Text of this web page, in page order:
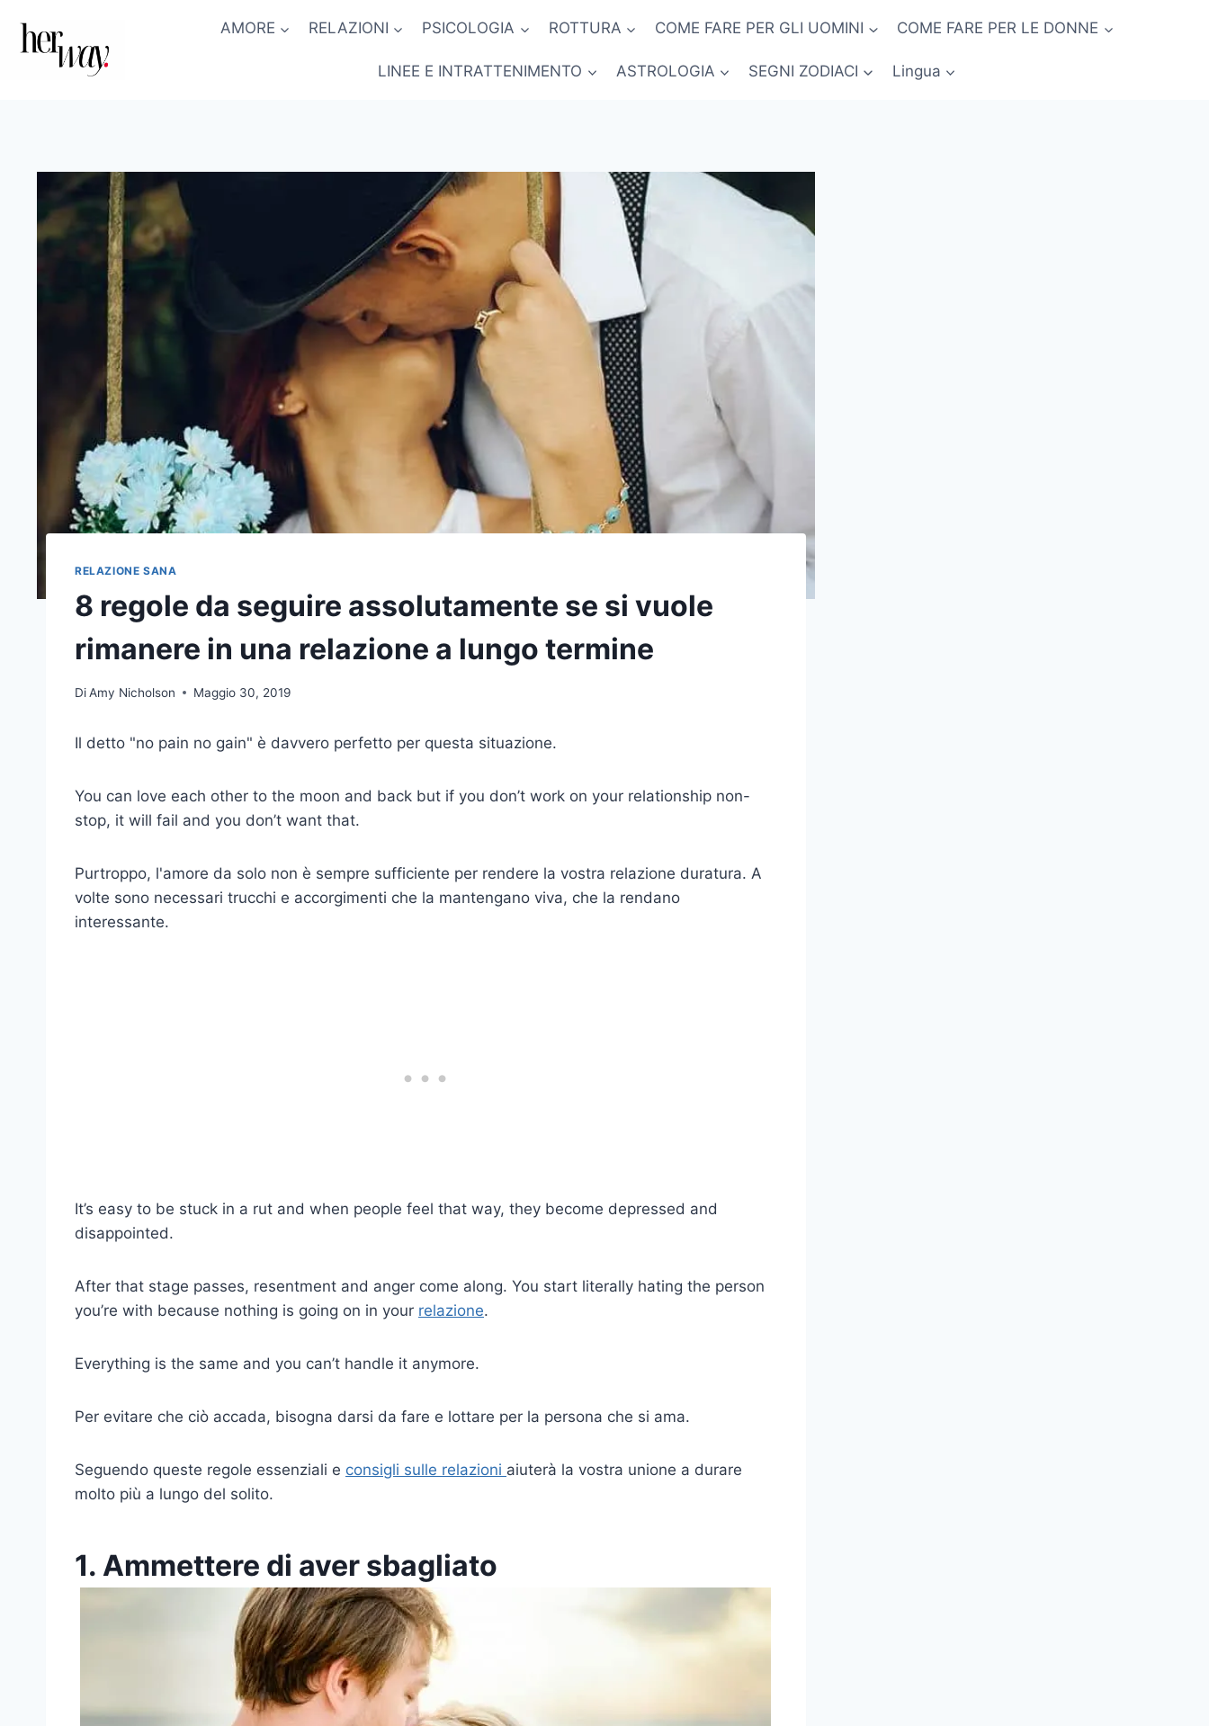
contenuto
AMORE RELAZIONI PSICOLOGIA ROTTURA COME FARE PER GLI UOMINI COME FARE PER LE DONNE
LINEE E INTRATTENIMENTO ASTROLOGIA SEGNI ZODIACI Lingua
RELAZIONE SANA
8 regole da seguire assolutamente se si vuole
rimanere in una relazione a lungo termine
DiAmy Nicholson Maggio 30, 2019
Il detto "no pain no gain" è davvero perfetto per questa situazione.
You can love each other to the moon and back but if you don’t work on your relationship non-
stop, it will fail and you don’t want that.
Purtroppo, l'amore da solo non è sempre sufficiente per rendere la vostra relazione duratura. A
volte sono necessari trucchi e accorgimenti che la mantengano viva, che la rendano
interessante.
It’s easy to be stuck in a rut and when people feel that way, they become depressed and
disappointed.
After that stage passes, resentment and anger come along. You start literally hating the person
you’re with because nothing is going on in your relazione.
Everything is the same and you can’t handle it anymore.
Per evitare che ciò accada, bisogna darsi da fare e lottare per la persona che si ama.
Seguendo queste regole essenziali e consigli sulle relazioni aiuterà la vostra unione a durare
molto più a lungo del solito.
1. Ammettere di aver sbagliato